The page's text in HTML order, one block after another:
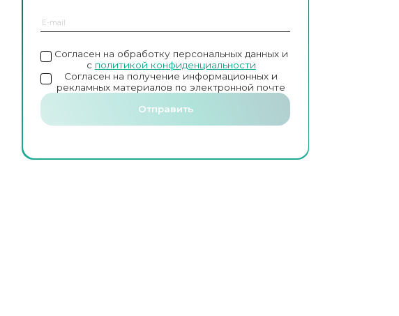
Согласен на обработку персональных данных и
с политикой конфиденциальности
Согласен на получение информационных и
рекламных материалов по электронной почте
Отправить